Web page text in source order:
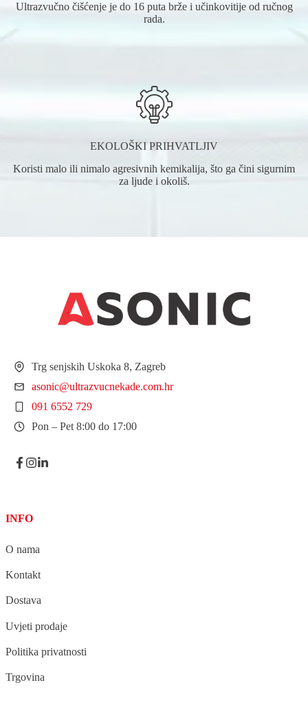
Ultrazvučno čišćenje je do 16 puta brže i učinkovitije od ručnog
rada.
EKOLOŠKI PRIHVATLJIV
Koristi malo ili nimalo agresivnih kemikalija, što ga čini sigurnim
za ljude i okoliš.
Trg senjskih Uskoka 8, Zagreb
asonic@ultrazvucnekade.com.hr
091 6552 729
Pon – Pet 8:00 do 17:00
INFO
O nama
Kontakt
Dostava
Uvjeti prodaje
Politika privatnosti
Trgovina